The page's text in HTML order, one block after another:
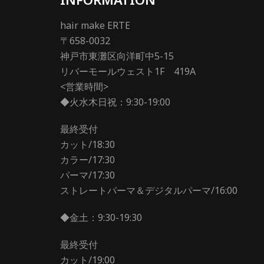
hair make ERTE
〒658-0032
神戸市東灘区向洋町中5-15
リバーモールウェスト1F 419A
<営業時間>
◆火水木日祝：9:30-19:00
最終受付
カット/18:30
カラー/17:30
パーマ/17:30
ストレートパーマ＆デジタルパーマ/16:00
◆金土：9:30-19:30
最終受付
カット/19:00